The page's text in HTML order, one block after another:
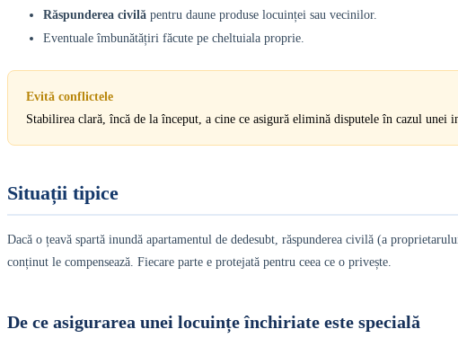
Răspunderea civilă pentru daune produse locuinței sau vecinilor.
Eventuale îmbunătățiri făcute pe cheltuiala proprie.
Evită conflictele
Stabilirea clară, încă de la început, a cine ce asigură elimină disputele în cazul
Situații tipice
Dacă o țeavă spartă inundă apartamentul de dedesubt, răspunderea civilă (a
conținut le compensează. Fiecare parte e protejată pentru ceea ce o privește.
De ce asigurarea unei locuințe închiriate este specială